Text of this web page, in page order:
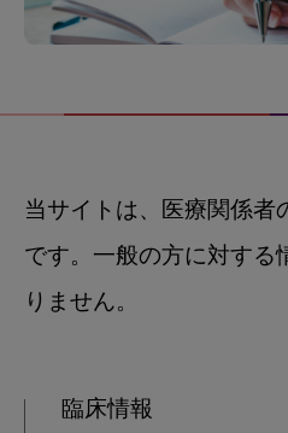
当サイトは、医療関係者
です。一般の方に対する
りません。
臨床情報